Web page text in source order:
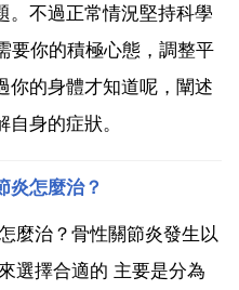
。不過正常情況堅持科學
要你的積極心態，調整平
你的身體才知道呢，闡述
身的症狀。
炎怎麼治？
麼治？骨性關節炎發生以
選擇合適的 主要是分為